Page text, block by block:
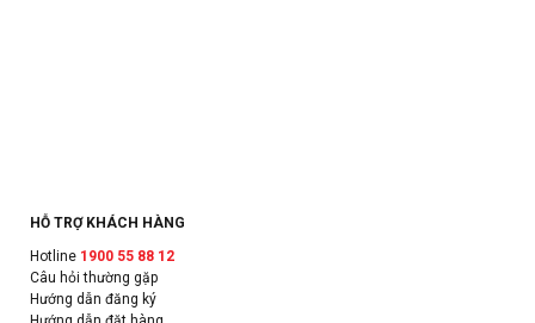
HỖ TRỢ KHÁCH HÀNG
Hotline 1900 55 88 12
Câu hỏi thường gặp
Hướng dẫn đăng ký